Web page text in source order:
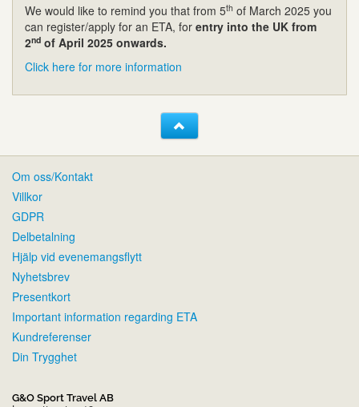
We would like to remind you that from 5th of March 2025 you
can register/apply for an ETA, for entry into the UK from
2nd of April 2025 onwards.
Click here for more information
Om oss/Kontakt
Villkor
GDPR
Delbetalning
Hjälp vid evenemangsflytt
Nyhetsbrev
Presentkort
Important information regarding ETA
Kundreferenser
Din Trygghet
G&O Sport Travel AB